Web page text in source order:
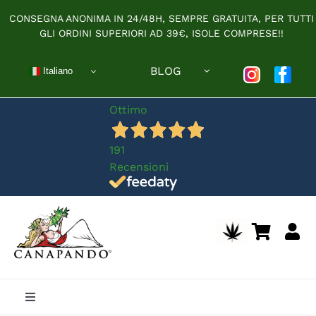
contenuto
CONSEGNA ANONIMA IN 24/48H, SEMPRE GRATUITA, PER TUTTI
GLI ORDINI SUPERIORI AD 39€, ISOLE COMPRESE!!
Italiano BLOG
Ottimo
191
Recensioni
Toggle